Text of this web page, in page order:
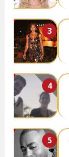
3
4
5